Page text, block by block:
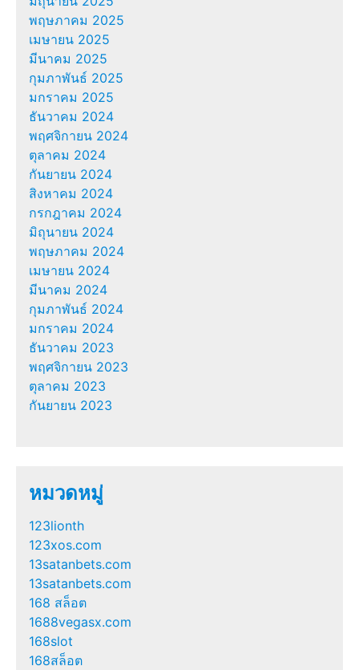
พฤษภาคม 2025
เมษายน 2025
มีนาคม 2025
กุมภาพันธ์ 2025
มกราคม 2025
ธันวาคม 2024
พฤศจิกายน 2024
ตุลาคม 2024
กันยายน 2024
สิงหาคม 2024
กรกฎาคม 2024
มิถุนายน 2024
พฤษภาคม 2024
เมษายน 2024
มีนาคม 2024
กุมภาพันธ์ 2024
มกราคม 2024
ธันวาคม 2023
พฤศจิกายน 2023
ตุลาคม 2023
กันยายน 2023
หมวดหมู่
123lionth
123xos.com
13satanbets.com
13satanbets.com
168 สล็อต
1688vegasx.com
168slot
168สล็อต